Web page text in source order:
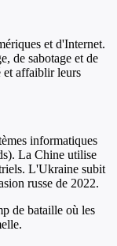
et d'Internet.
de sabotage et de
et affaiblir leurs
informatiques
La Chine utilise
L'Ukraine subit
russe de 2022.
de bataille où les